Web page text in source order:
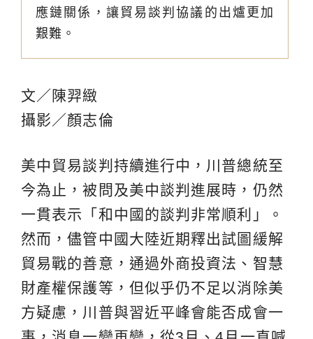
應鏈關係，讓貿易談判協議的出爐更加
艱難。
文／陳羿緻
攝影／顏志倫
美中貿易談判持續進行中，川普總統至
今為止，被問及美中談判進展時，仍然
一貫表示「和中國的談判非常順利」。
然而，儘管中國大陸近期釋出試圖緩解
貿易戰的善意，通過外商投資法、智慧
財產權保護等，但似乎仍不足以消除美
方疑慮，川普與習近平峰會能否成會一